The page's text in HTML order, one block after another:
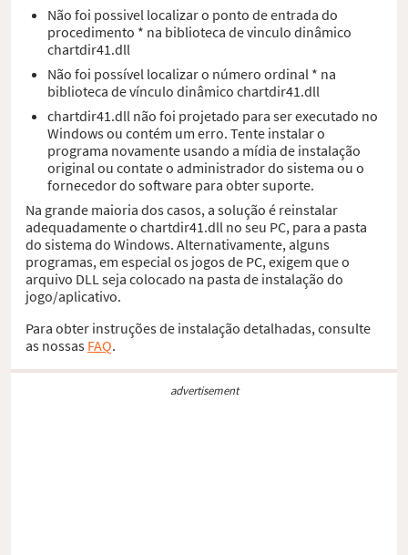
Não foi possivel localizar o ponto de entrada do
procedimento * na biblioteca de vinculo dinâmico
chartdir41.dll
Não foi possível localizar o número ordinal * na
biblioteca de vínculo dinâmico chartdir41.dll
chartdir41.dll não foi projetado para ser executado no
Windows ou contém um erro. Tente instalar o
programa novamente usando a mídia de instalação
original ou contate o administrador do sistema ou o
fornecedor do software para obter suporte.
Na grande maioria dos casos, a solução é reinstalar
adequadamente o chartdir41.dll no seu PC, para a pasta
do sistema do Windows. Alternativamente, alguns
programas, em especial os jogos de PC, exigem que o
arquivo DLL seja colocado na pasta de instalação do
jogo/aplicativo.
Para obter instruções de instalação detalhadas, consulte
as nossas FAQ.
advertisement